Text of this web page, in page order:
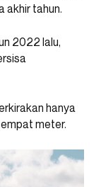
akhir tahun.
2022 lalu,
hanya
meter.